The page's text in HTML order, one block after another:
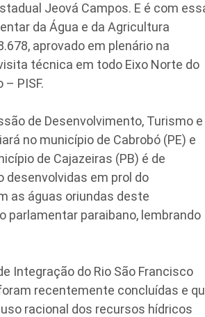
Jeová Campos. E é com
da Água e da Agricultura
aprovado em plenário na
técnica em todo Eixo Norte do
PISF.
de Desenvolvimento, Turismo e
no município de Cabrobó (PE) e
de Cajazeiras (PB) é de
desenvolvidas em prol do
as águas oriundas deste
parlamentar paraibano, lembrando
Integração do Rio São Francisco
recentemente concluídas e
racional dos recursos hídricos